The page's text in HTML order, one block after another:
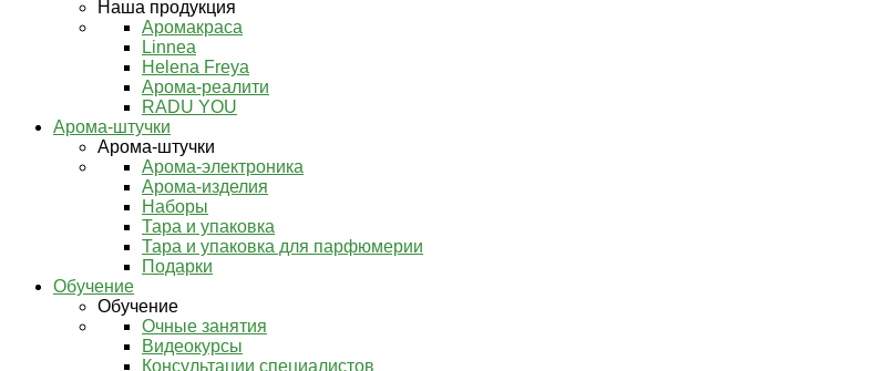
Наша продукция
Аромакраса
Linnea
Helena Freya
Арома-реалити
RADU YOU
Арома-штучки
Арома-штучки
Арома-электроника
Арома-изделия
Наборы
Тара и упаковка
Тара и упаковка для парфюмерии
Подарки
Обучение
Обучение
Очные занятия
Видеокурсы
Консультации специалистов